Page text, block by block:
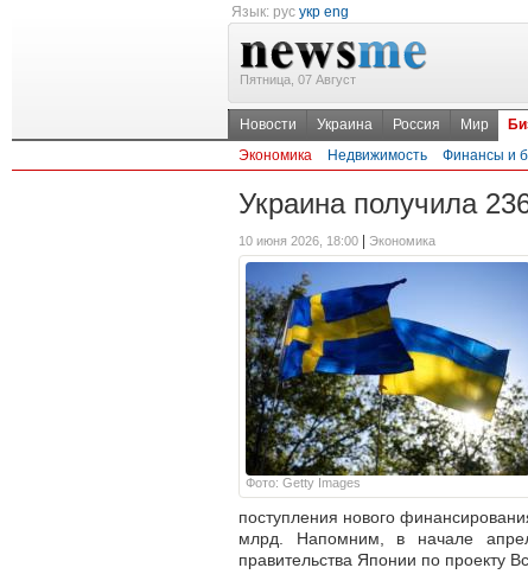
Язык: рус укр eng
Пятница, 07 Август
Новости Украина Россия Мир
Экономика
Недвижимость Финансы и
Украина получила
10 июня 2026, 18:00 Экономика
Фото: Getty Images
поступления нового
млрд. Напомним, в начале
правительства Японии по проекту